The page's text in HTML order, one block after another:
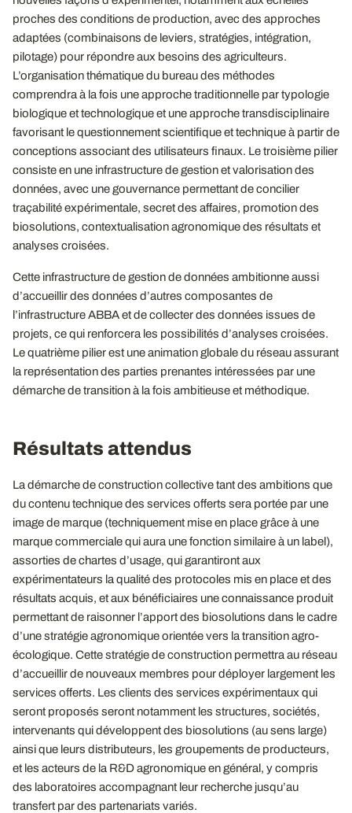
proches des conditions de production, avec des approches
adaptées (combinaisons de leviers, stratégies, intégration,
pilotage) pour répondre aux besoins des agriculteurs.
L’organisation thématique du bureau des méthodes
comprendra à la fois une approche traditionnelle par typologie
biologique et technologique et une approche transdisciplinaire
favorisant le questionnement scientifique et technique à partir de
conceptions associant des utilisateurs finaux. Le troisième pilier
consiste en une infrastructure de gestion et valorisation des
données, avec une gouvernance permettant de concilier
traçabilité expérimentale, secret des affaires, promotion des
biosolutions, contextualisation agronomique des résultats et
analyses croisées.
Cette infrastructure de gestion de données ambitionne aussi
d’accueillir des données d’autres composantes de
l’infrastructure ABBA et de collecter des données issues de
projets, ce qui renforcera les possibilités d’analyses croisées.
Le quatrième pilier est une animation globale du réseau assurant
la représentation des parties prenantes intéressées par une
démarche de transition à la fois ambitieuse et méthodique.
Résultats attendus
La démarche de construction collective tant des ambitions que
du contenu technique des services offerts sera portée par une
image de marque (techniquement mise en place grâce à une
marque commerciale qui aura une fonction similaire à un label),
assorties de chartes d’usage, qui garantiront aux
expérimentateurs la qualité des protocoles mis en place et des
résultats acquis, et aux bénéficiaires une connaissance produit
permettant de raisonner l’apport des biosolutions dans le cadre
d’une stratégie agronomique orientée vers la transition agro-
écologique. Cette stratégie de construction permettra au réseau
d’accueillir de nouveaux membres pour déployer largement les
services offerts. Les clients des services expérimentaux qui
seront proposés seront notamment les structures, sociétés,
intervenants qui développent des biosolutions (au sens large)
ainsi que leurs distributeurs, les groupements de producteurs,
et les acteurs de la R&D agronomique en général, y compris
des laboratoires accompagnant leur recherche jusqu’au
transfert par des partenariats variés.